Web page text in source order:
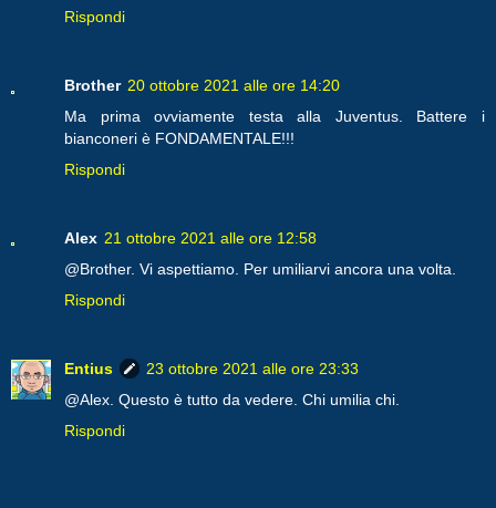
Rispondi
Brother 20 ottobre 2021 alle ore 14:20
Ma prima ovviamente testa alla Juventus. Battere i
bianconeri è FONDAMENTALE!!!
Rispondi
Alex 21 ottobre 2021 alle ore 12:58
@Brother. Vi aspettiamo. Per umiliarvi ancora una volta.
Rispondi
Entius
23 ottobre 2021 alle ore 23:33
@Alex. Questo è tutto da vedere. Chi umilia chi.
Rispondi